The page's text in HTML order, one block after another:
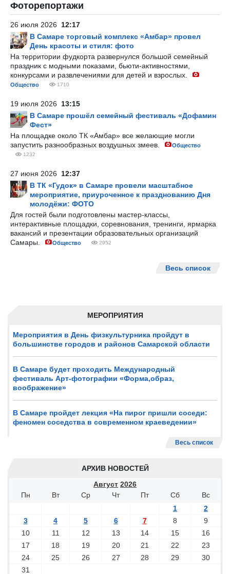
МЕРОПРИЯТИЯ
Мероприятия в День физкультурника пройдут в
большинстве городов и районов Самарской области
В Самаре будет проходить Международный
фестиваль Арт-фотографии «Форма,образ,
воображение»
В Самаре пройдет лекция «На пирог пришли соседи:
феномен соседства в современном краеведении»
Весь список
АРХИВ НОВОСТЕЙ
Август 2026
Пн
Вт Ср Чт Пт Сб
Вс
1
2
3
4 5 6 7 8
9
10
11 12 13 14 15
16
17
18 19 20 21 22
23
24
25 26 27 28 29
30
31
Фоторепортажи
26 июля 2026 12:17
В Самаре торговый комплекс «Амбар» провел
День красоты и стиля: фото
На территории фудкорта развернулся большой семейный
праздник с модными показами, бьюти-активностями,
конкурсами и развлечениями для детей и взрослых.
Общество 1710
19 июля 2026 13:15
В Самаре прошёл семейный фестиваль «Дофамин
Фест»
На площадке около ТК «Амбар» все желающие могли
запустить разнообразных воздушных змеев.
Общество
1232
27 июня 2026 12:37
В ТК «Гудок» в Самаре провели масштабное
мероприятие, приуроченное к празднованию Дня
молодёжи: ФОТО
Для гостей были подготовлены мастер-классы,
интерактивные площадки, соревнования, тренинги, ярмарка
вакансий и презентации образовательных организаций
Самары.
Общество 2952
Весь список